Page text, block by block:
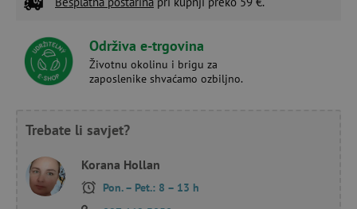
Održiva e-trgovina
Životnu okolinu i brigu za
zaposlenike shvaćamo ozbiljno.
Trebate li savjet?
Korana Hollan
Pon. – Pet.: 8 – 13 h